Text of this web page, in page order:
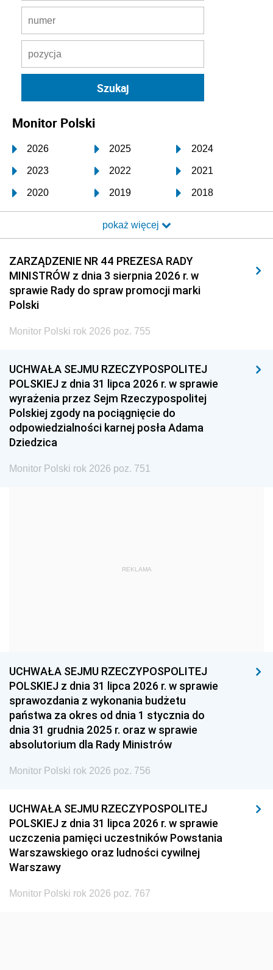
Monitor Polski
2026 2025 2024
2023 2022 2021
2020 2019 2018
2017 2016 2015
2014 2013 2012
2011 2010 2009
2008 2007 2006
2005
1996 1995 1994
1993 1992 1991
1990 1989
1987 1986 1985
1968
1954 1953 1952
1951 1950
1948 1947 1946
1939 1938
pokaż więcej
ZARZĄDZENIE NR 44 PREZESA RADY
MINISTRÓW z dnia 3 sierpnia 2026 r. w
sprawie Rady do spraw promocji marki
Polski
Monitor Polski rok 2026 poz. 755
UCHWAŁA SEJMU RZECZYPOSPOLITEJ
POLSKIEJ z dnia 31 lipca 2026 r. w sprawie
wyrażenia przez Sejm Rzeczypospolitej
Polskiej zgody na pociągnięcie do
odpowiedzialności karnej posła Adama
Dziedzica
Monitor Polski rok 2026 poz. 751
REKLAMA
UCHWAŁA SEJMU RZECZYPOSPOLITEJ
POLSKIEJ z dnia 31 lipca 2026 r. w sprawie
sprawozdania z wykonania budżetu
państwa za okres od dnia 1 stycznia do
dnia 31 grudnia 2025 r. oraz w sprawie
absolutorium dla Rady Ministrów
Monitor Polski rok 2026 poz. 756
UCHWAŁA SEJMU RZECZYPOSPOLITEJ
POLSKIEJ z dnia 31 lipca 2026 r. w sprawie
uczczenia pamięci uczestników Powstania
Warszawskiego oraz ludności cywilnej
Warszawy
Monitor Polski rok 2026 poz. 767